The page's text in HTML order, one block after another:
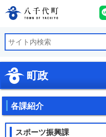
八千代町公
町政
各課紹介
スポーツ振興課